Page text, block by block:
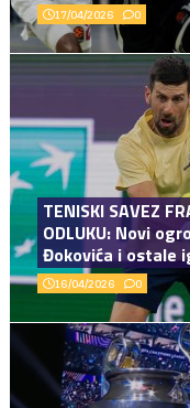
17/04/2026 0
TENISKI SAVEZ
ODLUKU: Novi
Đokovića i ostale
16/04/2026 0